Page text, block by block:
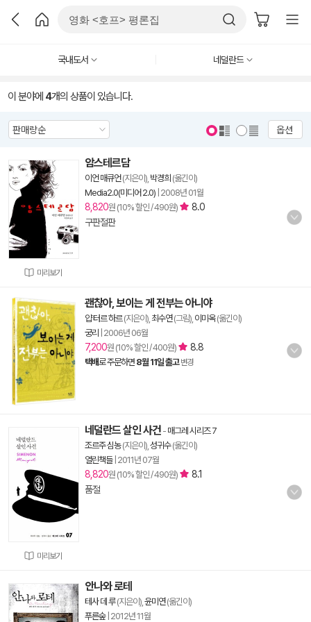
국내도서 네덜란드
이 분야에 4개의 상품이 있습니다.
옵션
미리보기
암스테르담
이언 매큐언(지은이), 박경희 (옮긴이)
Media2.0(미디어 2.0) 2008년 01월
8,820원 (10% 할인 / 490원)
8.0
구판절판
괜찮아, 보이는 게 전부는 아니야
얍 터르 하르(지은이), 최수연(그림), 이미옥(옮긴이)
궁리
2006년 06월
7,200원 (10% 할인 / 400원) 8.8
택배로 주문하면 8월 11일 출고 변경
미리보기
네덜란드 살인 사건 - 매그레 시리즈 7
조르주 심농(지은이), 성귀수(옮긴이)
열린책들| 2011년 07월
8,820원 (10% 할인 / 490원)
8.1
품절
안나와 로테
테사 데 루(지은이), 윤미연(옮긴이)
푸른숲| 2012년 11월